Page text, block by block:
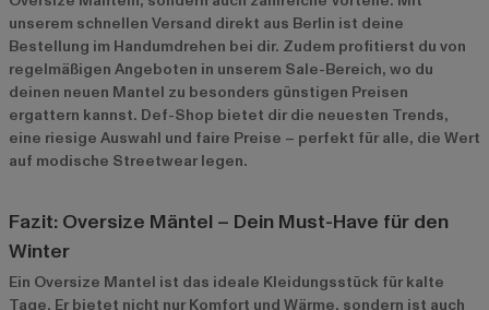
unserem schnellen Versand direkt aus Berlin ist deine
Bestellung im Handumdrehen bei dir. Zudem profitierst du von
regelmäßigen Angeboten in unserem Sale-Bereich, wo du
deinen neuen Mantel zu besonders günstigen Preisen
ergattern kannst. Def-Shop bietet dir die neuesten Trends,
eine riesige Auswahl und faire Preise – perfekt für alle, die Wert
auf modische Streetwear legen.
Fazit: Oversize Mäntel – Dein Must-Have für den
Winter
Ein Oversize Mantel ist das ideale Kleidungsstück für kalte
Tage. Er bietet nicht nur Komfort und Wärme, sondern ist auch